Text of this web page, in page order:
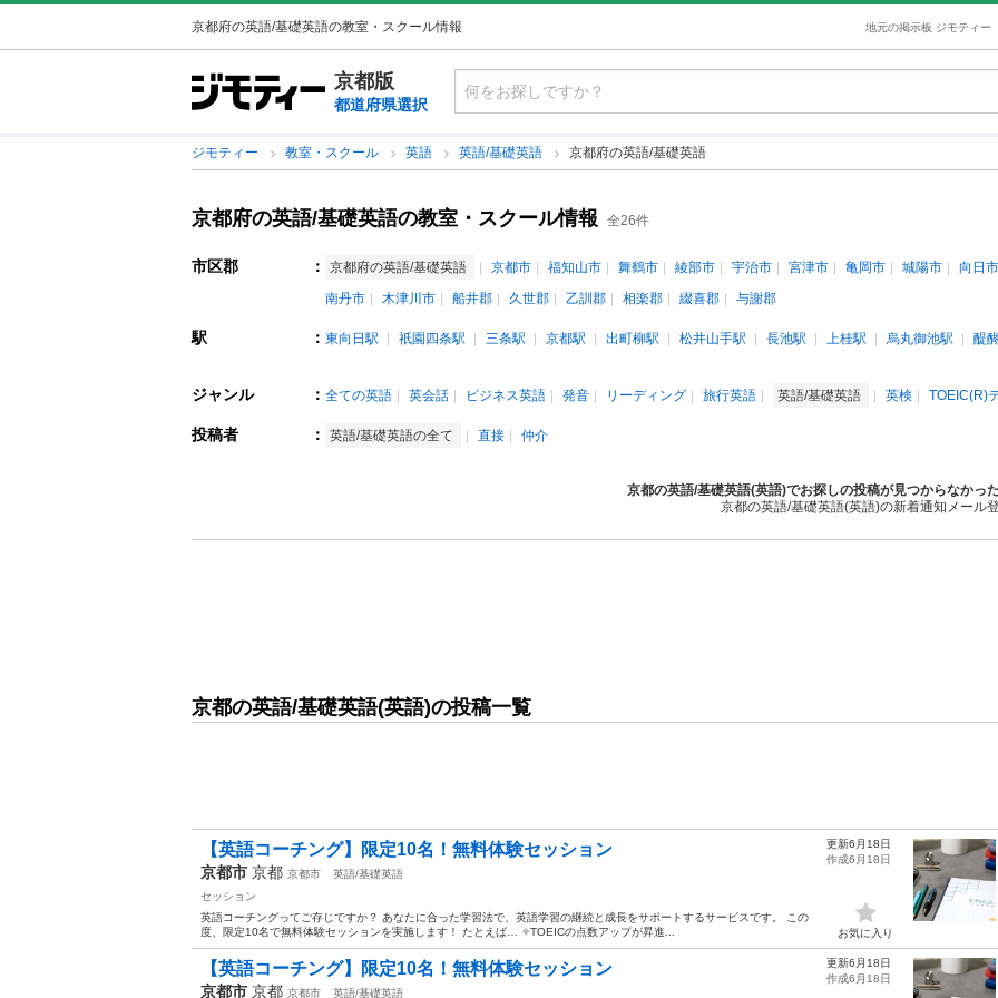
京都府の英語/基礎英語の教室・スクール情報 地元の掲示板 ジモティー
京都版
都道府県選択
ジモティー 教室・スクール 英語 英語/基礎英語 京都府の英語/基礎英語
京都府の英語/基礎英語の教室・スクール情報 全26件
市区郡 ： 京都府の英語/基礎英語 京都市 福知山市 舞鶴市 綾部市 宇治市 宮津市 亀岡市 城陽市
向日市
南丹市
木津川市 船井郡 久世郡 乙訓郡 相楽郡 綴喜郡 与謝郡
駅 ： 東向日駅 祇園四条駅 三条駅 京都駅 出町柳駅 松井山手駅 長池駅 上桂駅 烏丸御池駅 醍
ジャンル ： 全ての英語 英会話 ビジネス英語 発音 リーディング 旅行英語 英語/基礎英語 英検 TOEIC(R)
投稿者 ： 英語/基礎英語の全て 直接 仲介
京都の英語/基礎英語(英語)でお探しの投稿が見つからなかっ
京都の英語/基礎英語(英語)の新着通知メール
京都の英語/基礎英語(英語)の投稿一覧
【英語コーチング】限定10名！無料体験セッション
京都市 京都 京都市
英語/基礎英語
セッション
英語コーチングってご存じですか？ あなたに合った学習法で、英語学習の継続と成長をサポートするサービスです。 この
度、限定10名で無料体験セッションを実施します！ たとえば… ✧TOEICの点数アップが昇進...
更新6月18日
作成6月18日
お気に入り
【英語コーチング】限定10名！無料体験セッション
京都市 京都 京都市 英語/基礎英語
更新6月18日
作成6月18日